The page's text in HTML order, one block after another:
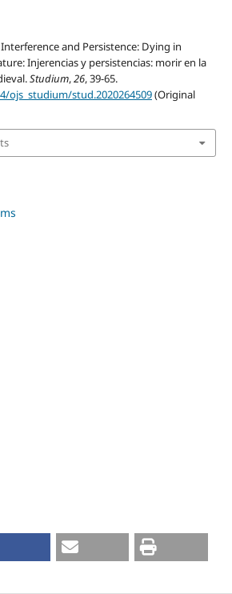
Interference and Persistence: Dying in
Injerencias y persistencias: morir en la
Studium,26, 39-65.
ojs_studium/stud.2020264509(Original